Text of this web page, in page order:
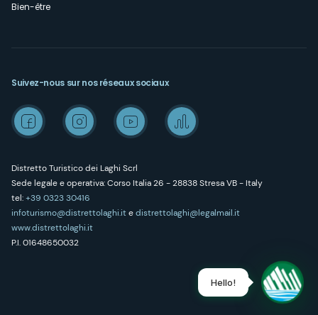
Bien-être
Distretto Turistico dei Laghi Scrl
Sede legale e operativa: Corso Italia 26 - 28838 Stresa VB - Italy
tel:+39 0323 30416
infoturismo@distrettolaghi.itedistrettolaghi@legalmail.it
www.distrettolaghi.it
P.I. 01648650032
Suivez-nous sur nos réseaux sociaux